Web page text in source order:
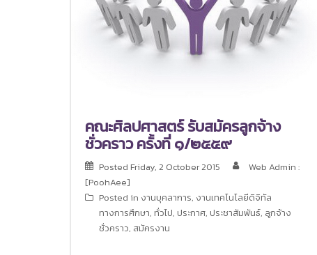
คณะศิลปศาสตร์ รับสมัครลูกจ้าง
ชั่วคราว ครั้งที่ ๑/๒๕๕๙
Posted Friday, 2 October 2015
Web Admin :
[PoohAee]
Posted in งานบุคลาการ, งานเทคโนโลยีดิจิทัล
ทางการศึกษา, ทั่วไป, ประกาศ, ประชาสัมพันธ์, ลูกจ้าง
ชั่วคราว, สมัครงาน